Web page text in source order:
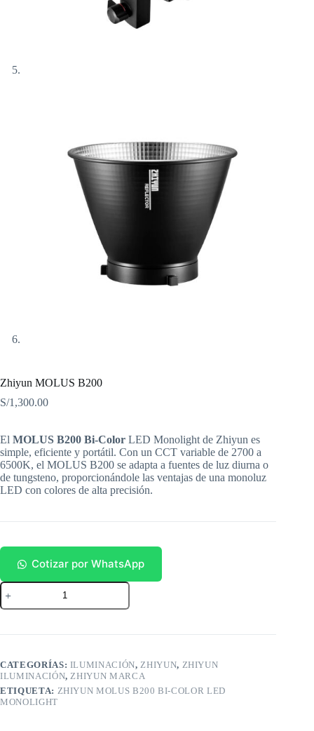
Zhiyun MOLUS B200
S/1,300.00
El MOLUS B200 Bi-Color LED Monolight de Zhiyun es
simple, eficiente y portátil. Con un CCT variable de 2700 a
6500K, el MOLUS B200 se adapta a fuentes de luz diurna o
de tungsteno, proporcionándole las ventajas de una monoluz
LED con colores de alta precisión.
Cotizar por WhatsApp
Zhiyun
MOLUS
B200
CATEGORÍAS: ILUMINACIÓN, ZHIYUN, ZHIYUN
ILUMINACIÓN, ZHIYUN MARCA
ETIQUETA: ZHIYUN MOLUS B200 BI-COLOR LED
MONOLIGHT